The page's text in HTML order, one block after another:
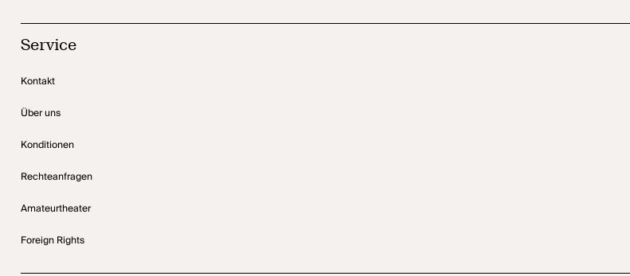
Service
Kontakt
Über uns
Konditionen
Rechteanfragen
Amateurtheater
Foreign Rights